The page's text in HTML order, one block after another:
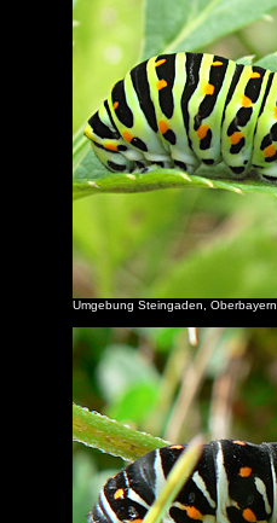
Umgebung Steingaden, Oberbayern